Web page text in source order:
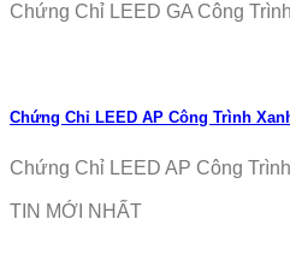
Chứng Chỉ LEED GA Công
Chứng Chỉ LEED AP Công Trình
Chứng Chỉ LEED AP Công
TIN MỚI NHẤT